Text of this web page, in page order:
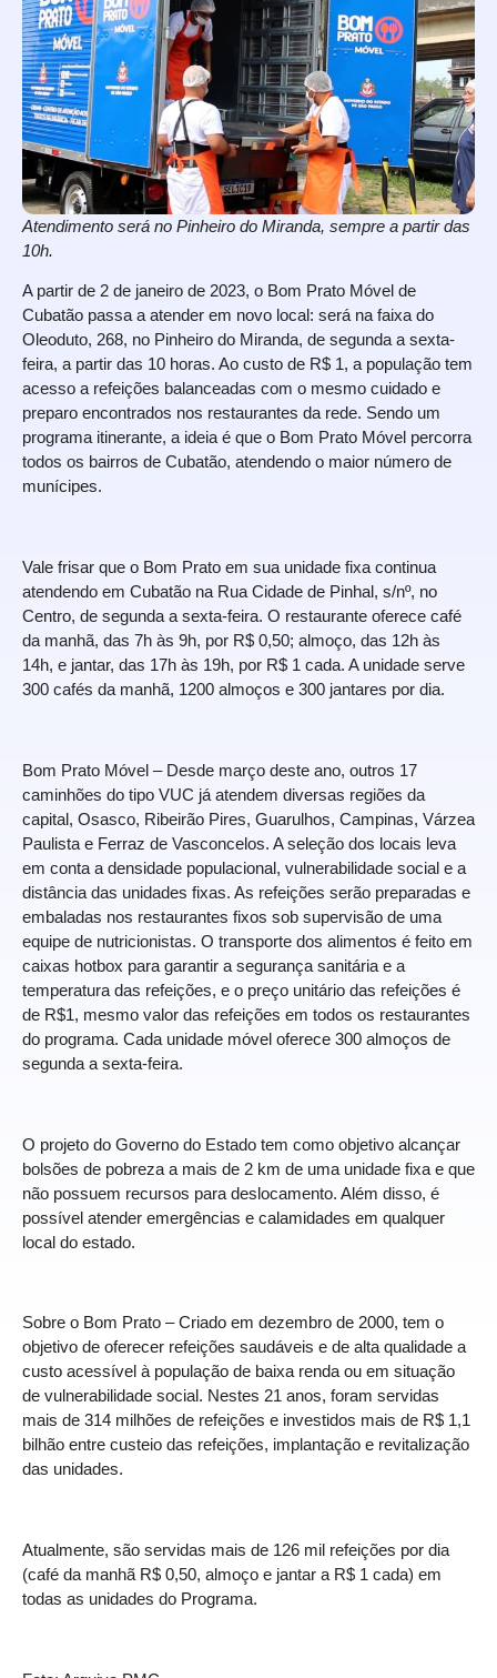
Atendimento será no Pinheiro do Miranda, sempre a partir das
10h.
A partir de 2 de janeiro de 2023, o Bom Prato Móvel de
Cubatão passa a atender em novo local: será na faixa do
Oleoduto, 268, no Pinheiro do Miranda, de segunda a sexta-
feira, a partir das 10 horas. Ao custo de R$ 1, a população tem
acesso a refeições balanceadas com o mesmo cuidado e
preparo encontrados nos restaurantes da rede. Sendo um
programa itinerante, a ideia é que o Bom Prato Móvel percorra
todos os bairros de Cubatão, atendendo o maior número de
munícipes.
Vale frisar que o Bom Prato em sua unidade fixa continua
atendendo em Cubatão na Rua Cidade de Pinhal, s/nº, no
Centro, de segunda a sexta-feira. O restaurante oferece café
da manhã, das 7h às 9h, por R$ 0,50; almoço, das 12h às
14h, e jantar, das 17h às 19h, por R$ 1 cada. A unidade serve
300 cafés da manhã, 1200 almoços e 300 jantares por dia.
Bom Prato Móvel – Desde março deste ano, outros 17
caminhões do tipo VUC já atendem diversas regiões da
capital, Osasco, Ribeirão Pires, Guarulhos, Campinas, Várzea
Paulista e Ferraz de Vasconcelos. A seleção dos locais leva
em conta a densidade populacional, vulnerabilidade social e a
distância das unidades fixas. As refeições serão preparadas e
embaladas nos restaurantes fixos sob supervisão de uma
equipe de nutricionistas. O transporte dos alimentos é feito em
caixas hotbox para garantir a segurança sanitária e a
temperatura das refeições, e o preço unitário das refeições é
de R$1, mesmo valor das refeições em todos os restaurantes
do programa. Cada unidade móvel oferece 300 almoços de
segunda a sexta-feira.
O projeto do Governo do Estado tem como objetivo alcançar
bolsões de pobreza a mais de 2 km de uma unidade fixa e que
não possuem recursos para deslocamento. Além disso, é
possível atender emergências e calamidades em qualquer
local do estado.
Sobre o Bom Prato – Criado em dezembro de 2000, tem o
objetivo de oferecer refeições saudáveis e de alta qualidade a
custo acessível à população de baixa renda ou em situação
de vulnerabilidade social. Nestes 21 anos, foram servidas
mais de 314 milhões de refeições e investidos mais de R$ 1,1
bilhão entre custeio das refeições, implantação e revitalização
das unidades.
Atualmente, são servidas mais de 126 mil refeições por dia
(café da manhã R$ 0,50, almoço e jantar a R$ 1 cada) em
todas as unidades do Programa.